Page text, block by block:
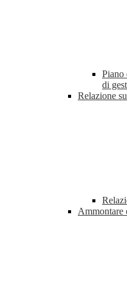
Piano
di
Relazione
Ammontare